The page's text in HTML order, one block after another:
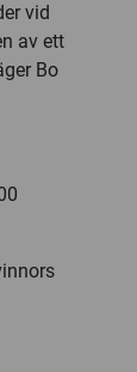
vid
av ett
Bo